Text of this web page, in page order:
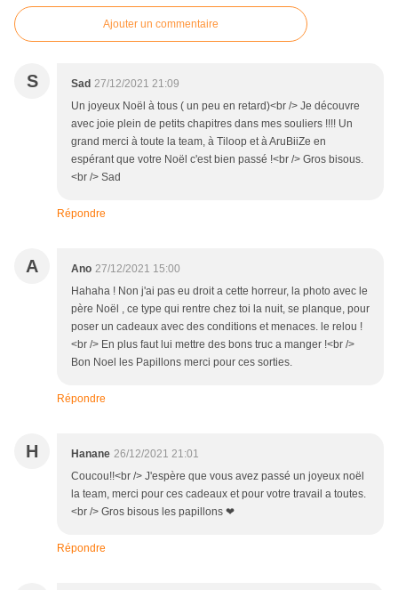
Ajouter un commentaire
S Sad 27/12/2021 21:09
Un joyeux Noël à tous ( un peu en retard)<br /> Je découvre
avec joie plein de petits chapitres dans mes souliers !!!! Un
grand merci à toute la team, à Tiloop et à AruBiiZe en
espérant que votre Noël c'est bien passé !<br /> Gros bisous.
<br /> Sad
Répondre
A Ano 27/12/2021 15:00
Hahaha ! Non j'ai pas eu droit a cette horreur, la photo avec le
père Noël , ce type qui rentre chez toi la nuit, se planque, pour
poser un cadeaux avec des conditions et menaces. le relou !
<br /> En plus faut lui mettre des bons truc a manger !<br />
Bon Noel les Papillons merci pour ces sorties.
Répondre
H Hanane 26/12/2021 21:01
Coucou!!<br /> J'espère que vous avez passé un joyeux noël
la team, merci pour ces cadeaux et pour votre travail a toutes.
<br /> Gros bisous les papillons ❤
Répondre